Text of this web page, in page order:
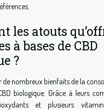
les atouts
à bases de CBD
?
de nombreux bienfaits de la
biologique. Grâce à leurs
et plusieurs